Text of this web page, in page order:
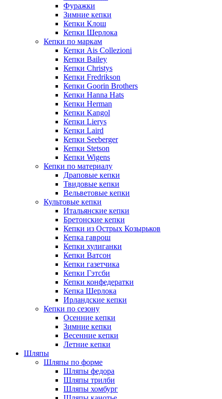
Фуражки
Зимние кепки
Кепки Клош
Кепки Шерлока
Кепки по маркам
Кепки Ais Collezioni
Кепки Bailey
Кепки Christys
Кепки Fredrikson
Кепки Goorin Brothers
Кепки Hanna Hats
Кепки Herman
Кепки Kangol
Кепки Lierys
Кепки Laird
Кепки Seeberger
Кепки Stetson
Кепки Wigens
Кепки по материалу
Драповые кепки
Твидовые кепки
Вельветовые кепки
Культовые кепки
Итальянские кепки
Бретонские кепки
Кепки из Острых Козырьков
Кепка гаврош
Кепки хулиганки
Кепки Ватсон
Кепки газетчика
Кепки Гэтсби
Кепки конфедератки
Кепка Шерлока
Ирландские кепки
Кепки по сезону
Осенние кепки
Зимние кепки
Весенние кепки
Летние кепки
Шляпы
Шляпы по форме
Шляпы федора
Шляпы трилби
Шляпы хомбург